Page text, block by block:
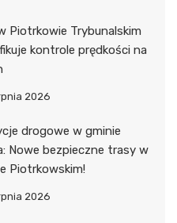
Piotrkowie Trybunalskim
kontrole prędkości na
2026
drogowe w gminie
Nowe bezpieczne trasy w
Piotrkowskim!
2026